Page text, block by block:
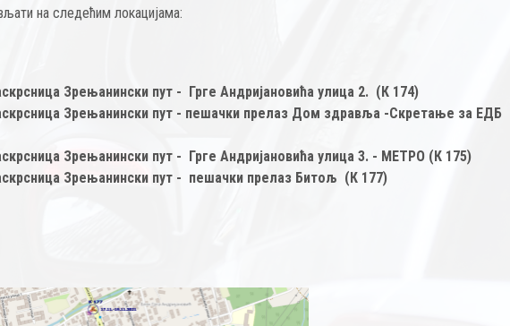
на следећим локацијама:
Зрењанински пут - Грге Андријановића улица 2. (К 174)
Зрењанински пут - пешачки прелаз Дом здравља -Скретање за ЕДБ
Зрењанински пут - Грге Андријановића улица 3. - МЕТРО (К 175)
Зрењанински пут - пешачки прелаз Битољ (К 177)